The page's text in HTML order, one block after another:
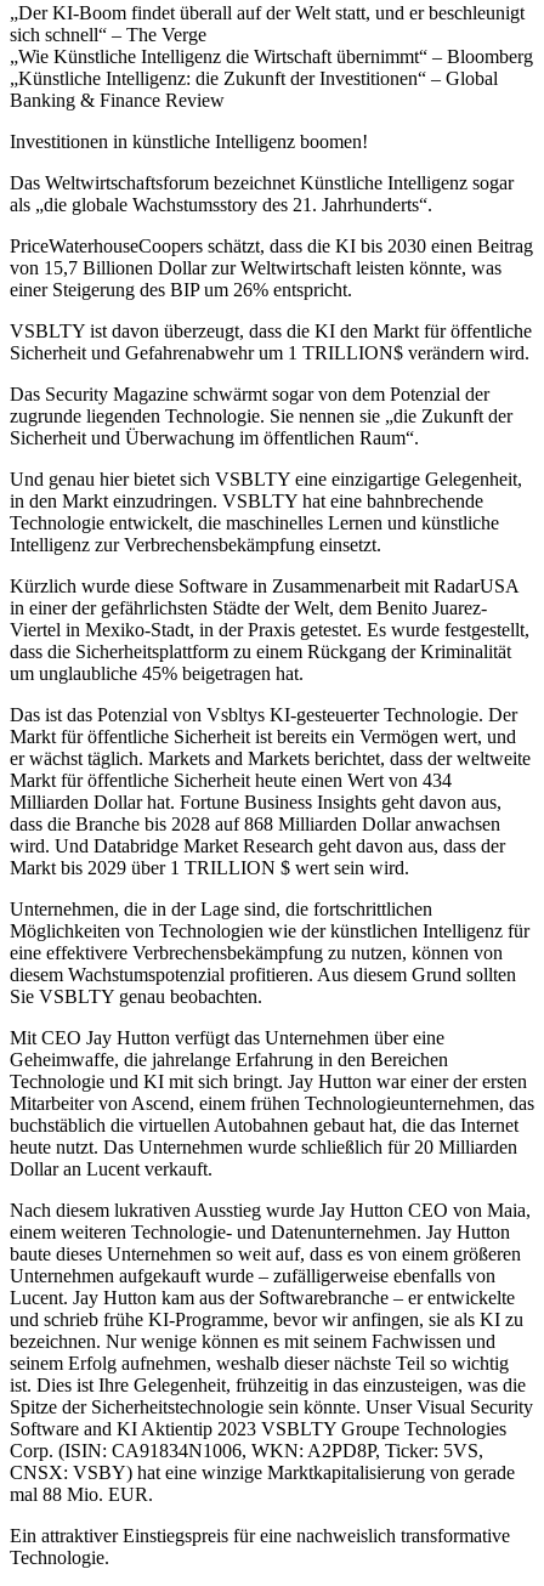
„Der KI-Boom findet überall auf der Welt statt, und er beschleunigt
sich schnell“ – The Verge
„Wie Künstliche Intelligenz die Wirtschaft übernimmt“ – Bloomberg
„Künstliche Intelligenz: die Zukunft der Investitionen“ – Global
Banking & Finance Review
Investitionen in künstliche Intelligenz boomen!
Das Weltwirtschaftsforum bezeichnet Künstliche Intelligenz sogar
als „die globale Wachstumsstory des 21. Jahrhunderts“.
PriceWaterhouseCoopers schätzt, dass die KI bis 2030 einen Beitrag
von 15,7 Billionen Dollar zur Weltwirtschaft leisten könnte, was
einer Steigerung des BIP um 26% entspricht.
VSBLTY ist davon überzeugt, dass die KI den Markt für öffentliche
Sicherheit und Gefahrenabwehr um 1 TRILLION$ verändern wird.
Das Security Magazine schwärmt sogar von dem Potenzial der
zugrunde liegenden Technologie. Sie nennen sie „die Zukunft der
Sicherheit und Überwachung im öffentlichen Raum“.
Und genau hier bietet sich VSBLTY eine einzigartige Gelegenheit,
in den Markt einzudringen. VSBLTY hat eine bahnbrechende
Technologie entwickelt, die maschinelles Lernen und künstliche
Intelligenz zur Verbrechensbekämpfung einsetzt.
Kürzlich wurde diese Software in Zusammenarbeit mit RadarUSA
in einer der gefährlichsten Städte der Welt, dem Benito Juarez-
Viertel in Mexiko-Stadt, in der Praxis getestet. Es wurde festgestellt,
dass die Sicherheitsplattform zu einem Rückgang der Kriminalität
um unglaubliche 45% beigetragen hat.
Das ist das Potenzial von Vsbltys KI-gesteuerter Technologie. Der
Markt für öffentliche Sicherheit ist bereits ein Vermögen wert, und
er wächst täglich. Markets and Markets berichtet, dass der weltweite
Markt für öffentliche Sicherheit heute einen Wert von 434
Milliarden Dollar hat. Fortune Business Insights geht davon aus,
dass die Branche bis 2028 auf 868 Milliarden Dollar anwachsen
wird. Und Databridge Market Research geht davon aus, dass der
Markt bis 2029 über 1 TRILLION $ wert sein wird.
Unternehmen, die in der Lage sind, die fortschrittlichen
Möglichkeiten von Technologien wie der künstlichen Intelligenz für
eine effektivere Verbrechensbekämpfung zu nutzen, können von
diesem Wachstumspotenzial profitieren. Aus diesem Grund sollten
Sie VSBLTY genau beobachten.
Mit CEO Jay Hutton verfügt das Unternehmen über eine
Geheimwaffe, die jahrelange Erfahrung in den Bereichen
Technologie und KI mit sich bringt. Jay Hutton war einer der ersten
Mitarbeiter von Ascend, einem frühen Technologieunternehmen, das
buchstäblich die virtuellen Autobahnen gebaut hat, die das Internet
heute nutzt. Das Unternehmen wurde schließlich für 20 Milliarden
Dollar an Lucent verkauft.
Nach diesem lukrativen Ausstieg wurde Jay Hutton CEO von Maia,
einem weiteren Technologie- und Datenunternehmen. Jay Hutton
baute dieses Unternehmen so weit auf, dass es von einem größeren
Unternehmen aufgekauft wurde – zufälligerweise ebenfalls von
Lucent. Jay Hutton kam aus der Softwarebranche – er entwickelte
und schrieb frühe KI-Programme, bevor wir anfingen, sie als KI zu
bezeichnen. Nur wenige können es mit seinem Fachwissen und
seinem Erfolg aufnehmen, weshalb dieser nächste Teil so wichtig
ist. Dies ist Ihre Gelegenheit, frühzeitig in das einzusteigen, was die
Spitze der Sicherheitstechnologie sein könnte. Unser Visual Security
Software and KI Aktientip 2023 VSBLTY Groupe Technologies
Corp. (ISIN: CA91834N1006, WKN: A2PD8P, Ticker: 5VS,
CNSX: VSBY) hat eine winzige Marktkapitalisierung von gerade
mal 88 Mio. EUR.
Ein attraktiver Einstiegspreis für eine nachweislich transformative
Technologie.